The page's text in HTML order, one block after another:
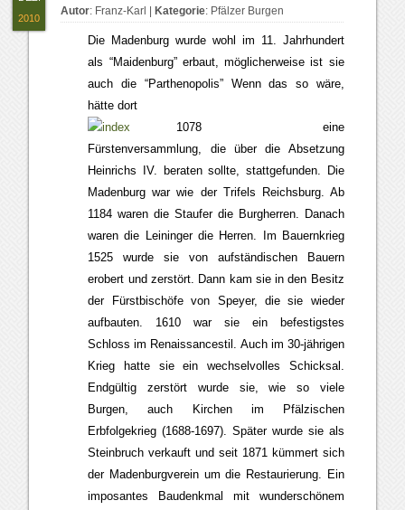
Autor: Franz-Karl Kategorie: Pfälzer Burgen
Die Madenburg wurde wohl im 11. Jahrhundert
als “Maidenburg” erbaut, möglicherweise ist sie
auch die “Parthenopolis” Wenn das so wäre,
hätte dort
1078 eine
Fürstenversammlung, die über die Absetzung
Heinrichs IV. beraten sollte, stattgefunden. Die
Madenburg war wie der Trifels Reichsburg. Ab
1184 waren die Staufer die Burgherren. Danach
waren die Leininger die Herren. Im Bauernkrieg
1525 wurde sie von aufständischen Bauern
erobert und zerstört. Dann kam sie in den Besitz
der Fürstbischöfe von Speyer, die sie wieder
aufbauten. 1610 war sie ein befestigstes
Schloss im Renaissancestil. Auch im 30-jährigen
Krieg hatte sie ein wechselvolles Schicksal.
Endgültig zerstört wurde sie, wie so viele
Burgen, auch Kirchen im Pfälzischen
Erbfolgekrieg (1688-1697). Später wurde sie als
Steinbruch verkauft und seit 1871 kümmert sich
der Madenburgverein um die Restaurierung. Ein
imposantes Baudenkmal mit wunderschönem
2010